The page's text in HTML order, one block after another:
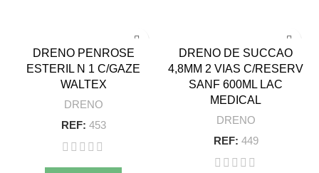
DRENO PENROSE
ESTERIL N 1 C/GAZE
WALTEX
DRENO
REF: 453
DRENO DE SUCCAO
4,8MM 2 VIAS C/RESERV
SANF 600ML LAC
MEDICAL
DRENO
REF: 449